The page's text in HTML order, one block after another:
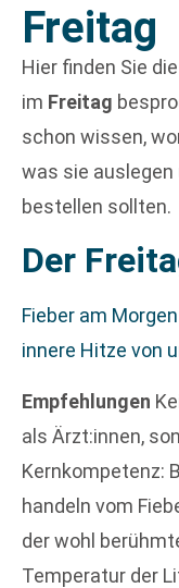
Freitag
Hier finden Sie
im Freitag
schon wissen,
was sie auslegen
bestellen sollten.
Der
Fieber am
innere Hitze von
Empfehlungen
als Ärzt:innen,
Kernkompetenz:
handeln vom
der wohl
Temperatur der